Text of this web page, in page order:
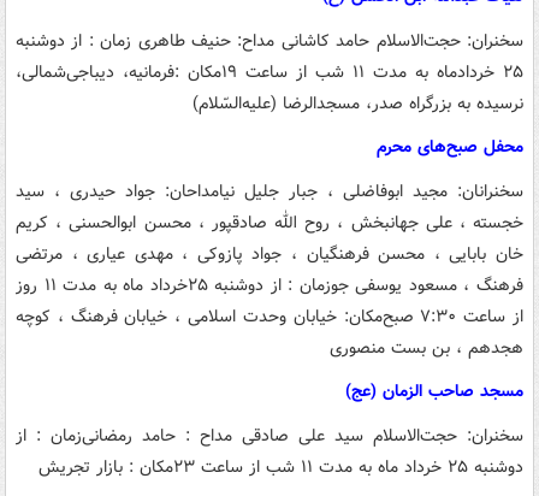
سخنران: حجت‌الاسلام حامد کاشانی مداح: حنیف طاهری زمان : ‌از دوشنبه
۲۵ خردادماه‌ به مدت ۱۱ شب از ساعت ۱۹
مکان :فرمانیه، دیباجی‌شمالی،
نرسیده به بزرگراه صدر، مسجدالرضا (علیه‌السّلام)
محفل صبح‌های محرم
سخنرانان: مجید ابوفاضلی ، جبار جلیل نیامداحان: جواد حیدری ، سید
خجسته ، علی جهانبخش ، روح الله صادقپور ، محسن ابوالحسنی ، کریم
خان بابایی ، محسن فرهنگیان ، جواد پازوکی ، مهدی عیاری ، مرتضی
فرهنگ ، مسعود یوسفی جو
زمان : از دوشنبه ۲۵خرداد ماه به مدت ۱۱ روز
از ساعت ۷:۳۰ صبح
مکان: خیابان وحدت اسلامی ، خیابان فرهنگ ، کوچه
هجدهم ، بن بست منصوری
مسجد صاحب الزمان (عج)
سخنران: حجت‌الاسلام سید علی صادقی مداح : حامد رمضانیزمان : از
دوشنبه ۲۵ خرداد ماه به مدت ۱۱ شب از ساعت ۲۳
مکان : بازار تجریش